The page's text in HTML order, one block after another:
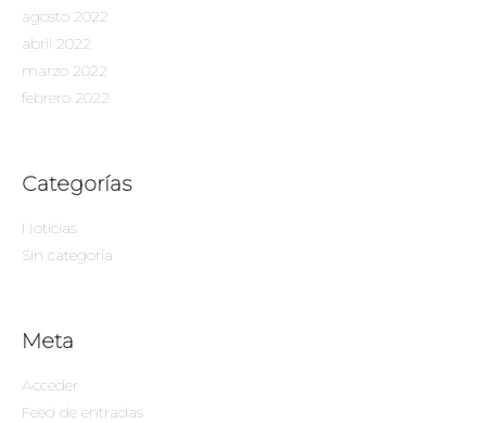
agosto 2022
abril 2022
marzo 2022
febrero 2022
Categorías
Noticias
Sin categoría
Meta
Acceder
Feed de entradas